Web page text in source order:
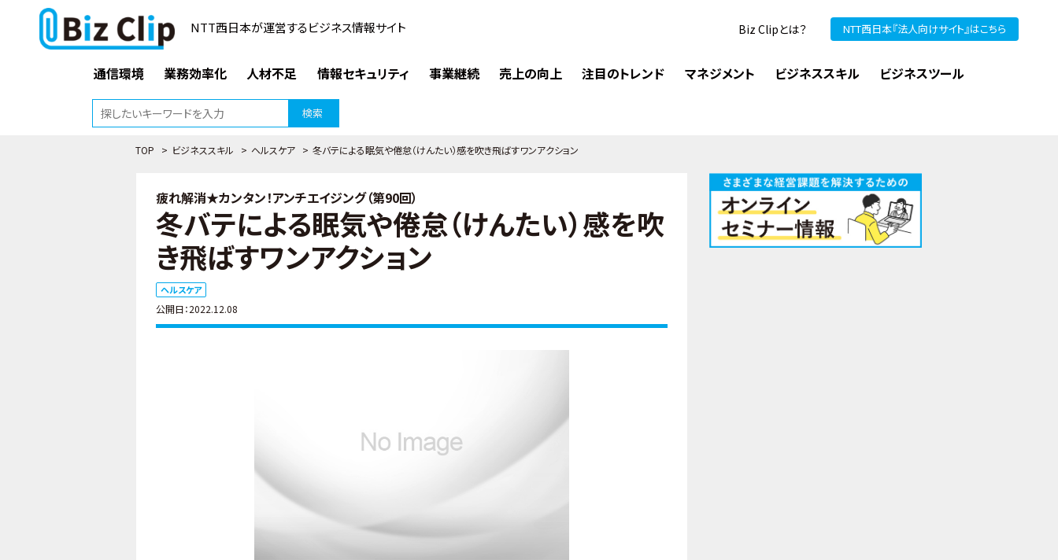
NTT西日本が運営するビジネス情報サイト Biz Clipとは？ NTT西日本『法人向けサイト』はこちら
通信環境 業務効率化 人材不足 情報セキュリティ 事業継続 売上の向上 注目のトレンド マネジメント ビジネススキル ビジネスツール
検索
TOP > ビジネススキル > ヘルスケア > 冬バテによる眠気や倦怠（けんたい）感を吹き飛ばすワンアクション
疲れ解消★カンタン！アンチエイジング（第90回）
冬バテによる眠気や倦怠（けんたい）感を吹
き飛ばすワンアクション
ヘルスケア
公開日：2022.12.08